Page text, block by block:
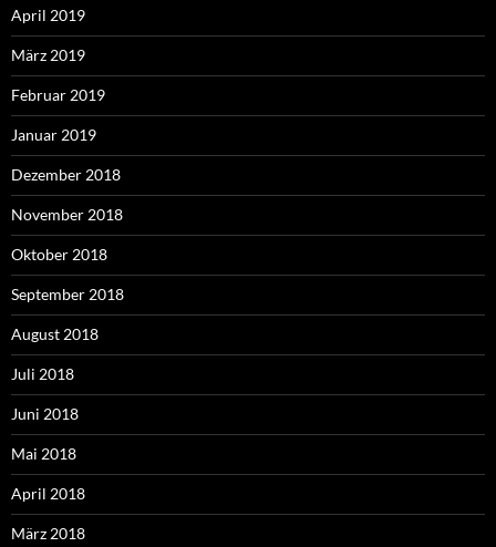
April 2019
März 2019
Februar 2019
Januar 2019
Dezember 2018
November 2018
Oktober 2018
September 2018
August 2018
Juli 2018
Juni 2018
Mai 2018
April 2018
März 2018